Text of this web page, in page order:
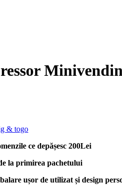
& togo
ce depășesc 200Lei
la primirea pachetului
ușor de utilizat și design